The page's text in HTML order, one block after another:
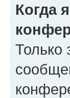
Когда
Только